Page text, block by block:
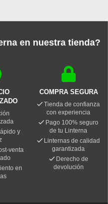
en nuestra tienda?
y
venta
en
COMPRA SEGURA
Tienda de confianza
con experiencia
Pago 100% seguro
de tu Linterna
Linternas de calidad
garantizada
Derecho de
devolución